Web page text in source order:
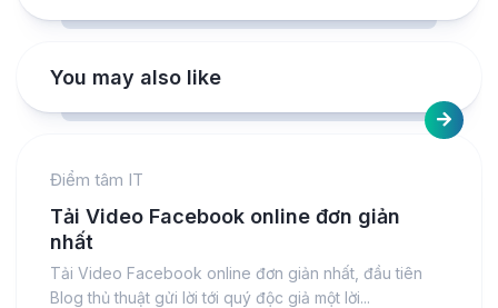
You may also like
Điểm tâm IT
Tải Video Facebook online đơn giản
nhất
Tải Video Facebook online đơn giản nhất, đầu tiên
Blog thủ thuật gửi lời tới quý độc giả một lời...